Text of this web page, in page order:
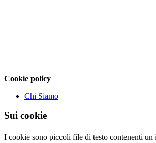
Cookie policy
Chi Siamo
Sui cookie
I cookie sono piccoli file di testo contenenti